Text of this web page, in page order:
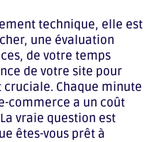
technique, elle est
une évaluation
de votre temps
de votre site pour
Chaque minute
commerce a un coût
vraie question est
êtes-vous prêt à